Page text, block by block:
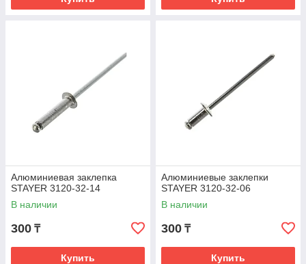
Алюминиевая заклепка
STAYER 3120-32-14
В наличии
300 ₸
Купить
Алюминиевые заклепки
STAYER 3120-32-06
В наличии
300 ₸
Купить